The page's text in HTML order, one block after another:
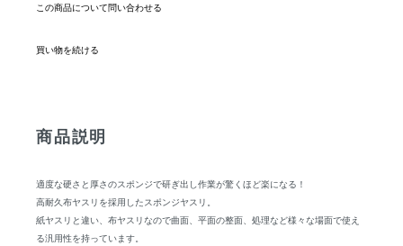
この商品について問い合わせる
買い物を続ける
商品説明
適度な硬さと厚さのスポンジで研ぎ出し作業が驚くほど楽になる！
高耐久布ヤスリを採用したスポンジヤスリ。
紙ヤスリと違い、布ヤスリなので曲面、平面の整面、処理など様々な場面で使え
る汎用性を持っています。